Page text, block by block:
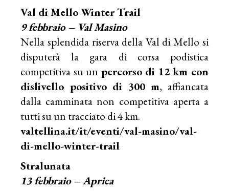
Val di Mello Winter Trail
9 febbraio – Val Masino
Nella splendida riserva della Val di Mello si
disputerà la gara di corsa podistica
competitiva su un percorso di 12 km con
dislivello positivo di 300 m, affiancata
dalla camminata non competitiva aperta a
tutti su un tracciato di 4 km.
valtellina.it/it/eventi/val-masino/val-
di-mello-winter-trail
Stralunata
13 febbraio – Aprica